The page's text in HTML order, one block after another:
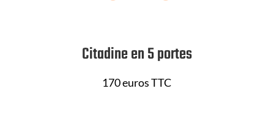
Citadine en 5 portes
170 euros TTC